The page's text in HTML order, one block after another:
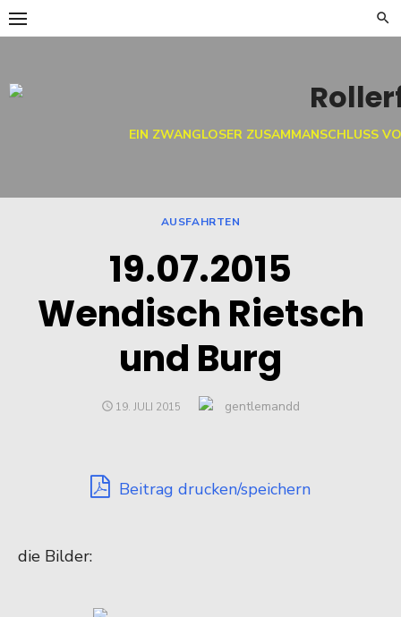
Skip
to
EIN ZWANGLOSER ZUSAMMANSCHLUSS
AUSFAHRTEN
19.07.2015
Wendisch Rietsch
und Burg
POSTED
19. JULI 2015 Author
gentlemandd
Beitrag drucken/speichern
die Bilder: